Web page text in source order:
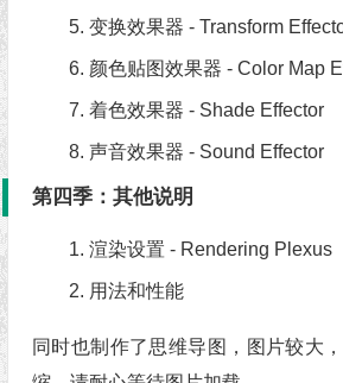
变换效果器 - Transform
颜色贴图效果器 - Color Map
着色效果器 - Shade Effector
声音效果器 - Sound Effector
第四季：其他说明
渲染设置 - Rendering Plexus
用法和性能
同时也制作了思维导图，图片较大